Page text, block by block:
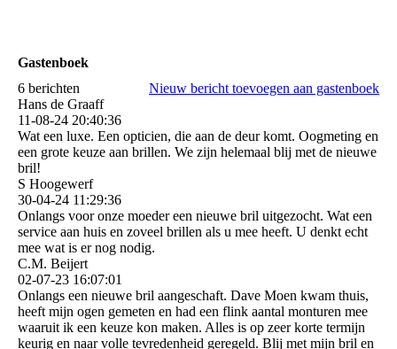
Gastenboek
6 berichten
Nieuw bericht toevoegen aan gastenboek
Hans de Graaff
11-08-24 20:40:36
Wat een luxe. Een opticien, die aan de deur komt. Oogmeting en
een grote keuze aan brillen. We zijn helemaal blij met de nieuwe
bril!
S Hoogewerf
30-04-24 11:29:36
Onlangs voor onze moeder een nieuwe bril uitgezocht. Wat een
service aan huis en zoveel brillen als u mee heeft. U denkt echt
mee wat is er nog nodig.
C.M. Beijert
02-07-23 16:07:01
Onlangs een nieuwe bril aangeschaft. Dave Moen kwam thuis,
heeft mijn ogen gemeten en had een flink aantal monturen mee
waaruit ik een keuze kon maken. Alles is op zeer korte termijn
keurig en naar volle tevredenheid geregeld. Blij met mijn bril en